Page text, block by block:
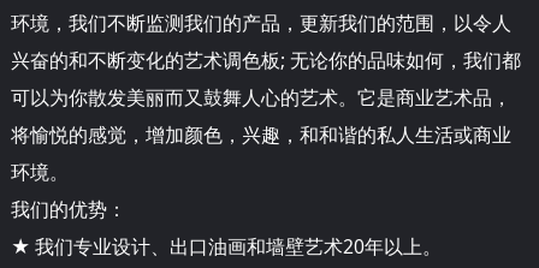
环境，我们不断监测我们的产品，更新我们的范围，以令人
兴奋的和不断变化的艺术调色板; 无论你的品味如何，我们都
可以为你散发美丽而又鼓舞人心的艺术。它是商业艺术品，
将愉悦的感觉，增加颜色，兴趣，和和谐的私人生活或商业
环境。
我们的优势：
★ 我们专业设计、出口油画和墙壁艺术20年以上。